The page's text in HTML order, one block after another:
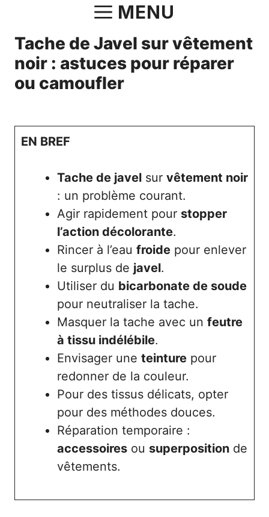
contenu
MENU
Tache de Javel sur vêtement
noir : astuces pour réparer
ou camoufler
EN BREF
Tache de javel sur vêtement noir
: un problème courant.
Agir rapidement pour stopper
l’action décolorante.
Rincer à l’eau froide pour enlever
le surplus de javel.
Utiliser du bicarbonate de soude
pour neutraliser la tache.
Masquer la tache avec un feutre
à tissu indélébile.
Envisager une teinture pour
redonner de la couleur.
Pour des tissus délicats, opter
pour des méthodes douces.
Réparation temporaire :
accessoires ou superposition de
vêtements.